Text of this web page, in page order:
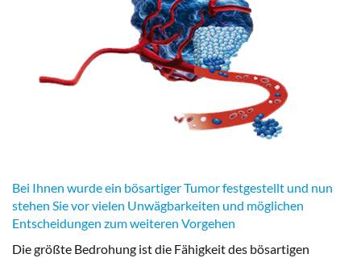
Bei Ihnen wurde ein bösartiger Tumor festgestellt und nun
stehen Sie vor vielen Unwägbarkeiten und möglichen
Entscheidungen zum weiteren Vorgehen
Die größte Bedrohung ist die Fähigkeit des bösartigen